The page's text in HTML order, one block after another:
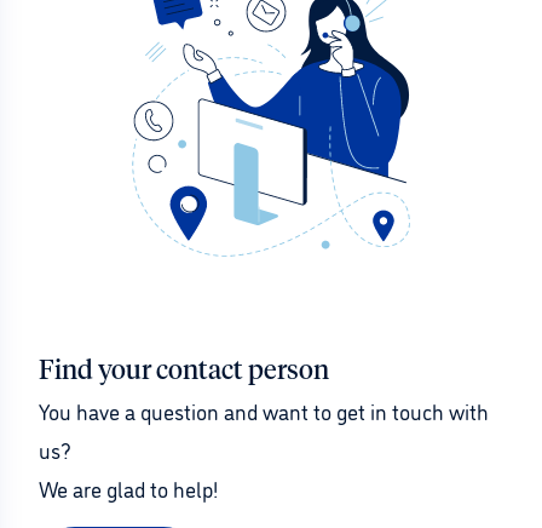
Find your contact person
You have a question and want to get in touch with
us?
We are glad to help!